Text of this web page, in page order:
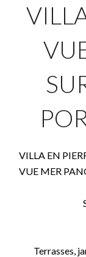
VILLA EN
VUE MER
Terrasses,